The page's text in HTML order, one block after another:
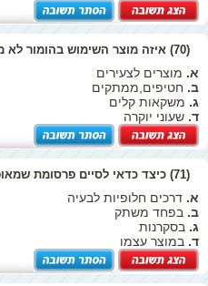
(70) איזה מוצר השימוש בהומור לא מתאים לפרסומת שלו?
א. מוצרים לצעירים
ב. חטיפים,ממתקים
ג. משקאות קלים
ד. שעוני יוקרה
(71) כיצד כדאי לסיים פרסומת שמאופיינת בהפחדה גבוהה?
א. דרכים חלופיות לבעיה
ב. בפחד משתק
ג. בסקרנות
ד. במוצר עצמו